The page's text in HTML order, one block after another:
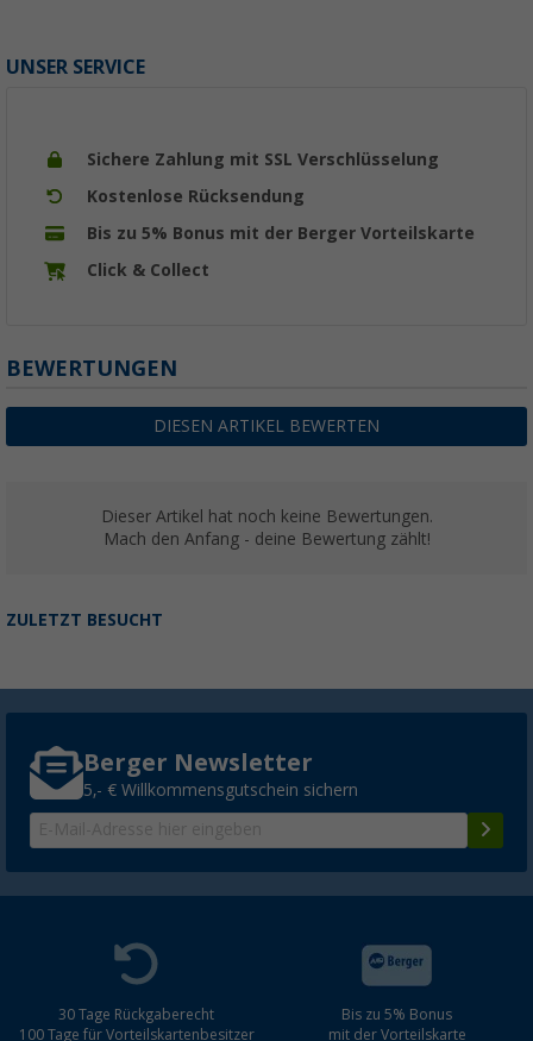
UNSER SERVICE
Sichere Zahlung mit SSL Verschlüsselung
Kostenlose Rücksendung
Bis zu 5% Bonus mit der Berger Vorteilskarte
Click & Collect
BEWERTUNGEN
DIESEN ARTIKEL BEWERTEN
Dieser Artikel hat noch keine Bewertungen.
Mach den Anfang - deine Bewertung zählt!
ZULETZT BESUCHT
Berger Newsletter
5,- € Willkommensgutschein sichern
30 Tage Rückgaberecht
100 Tage für Vorteilskartenbesitzer
Bis zu 5% Bonus
mit der Vorteilskarte